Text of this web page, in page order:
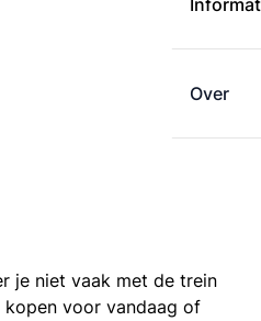
Over
je niet vaak met de trein
voor vandaag of